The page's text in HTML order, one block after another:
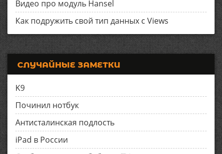
Видео про модуль Hansel
Как подружить свой тип данных с Views
СЛУЧАЙНЫЕ ЗАМЕТКИ
K9
Починил нотбук
Антисталинская подлость
iPad в России